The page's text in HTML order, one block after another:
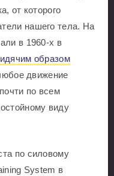
от которого
нашего тела. На
в 1960-х в
образом
движение
по всем
виду
по силовому
System в